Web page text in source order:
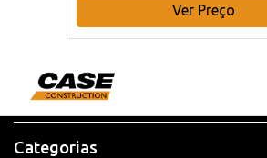
Ver Preço
Categorias